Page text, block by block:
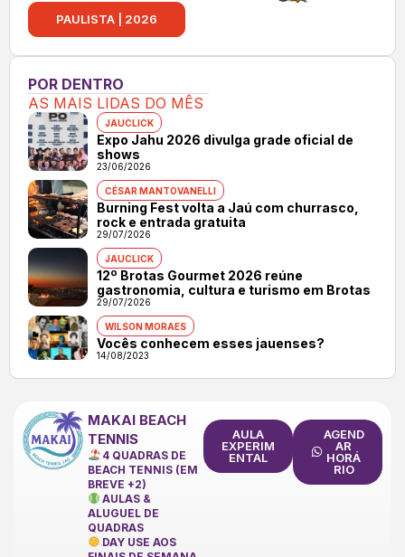
PAULISTA | 2026
POR DENTRO
AS MAIS LIDAS DO MÊS
JAUCLICK
Expo Jahu 2026 divulga grade oficial de
shows
23/06/2026
CÉSAR MANTOVANELLI
Burning Fest volta a Jaú com churrasco,
rock e entrada gratuita
29/07/2026
JAUCLICK
12º Brotas Gourmet 2026 reúne
gastronomia, cultura e turismo em Brotas
29/07/2026
WILSON MORAES
Vocês conhecem esses jauenses?
14/08/2023
MAKAI BEACH
TENNIS
4 QUADRAS DE
BEACH TENNIS (EM
BREVE +2)
AULAS &
ALUGUEL DE
QUADRAS
DAY USE AOS
AULA
EXPERIM
ENTAL
AGEND
AR
HORÁ
RIO